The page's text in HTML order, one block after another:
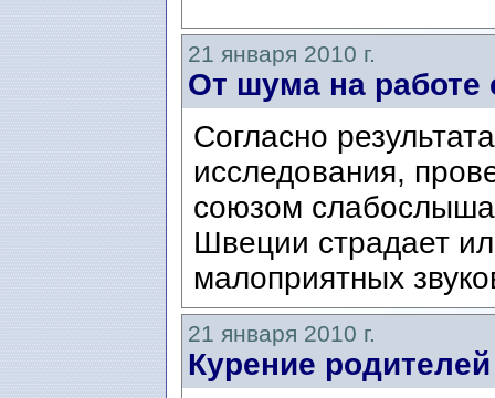
21 января 2010 г.
От шума на работе
Согласно
исследования,
союзом
Швеции страдает
малоприятных
21 января 2010 г.
Курение